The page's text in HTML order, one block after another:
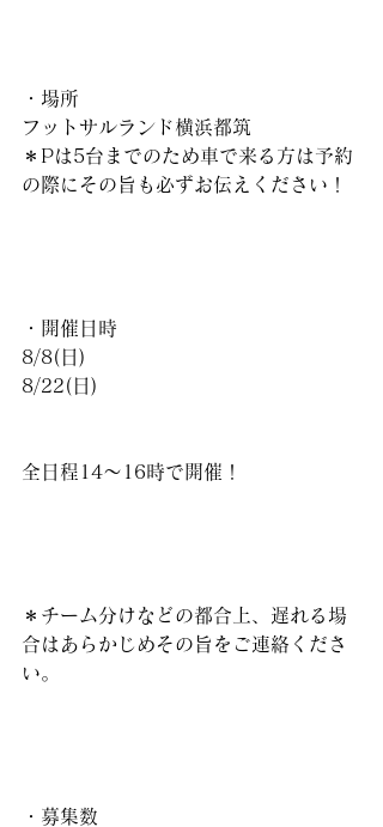
・場所
フットサルランド横浜都筑
＊Pは5台までのため車で来る方は予約
の際にその旨も必ずお伝えください！
・開催日時
8/8(日)
8/22(日)
全日程14〜16時で開催！
＊チーム分けなどの都合上、遅れる場
合はあらかじめその旨をご連絡くださ
い。
・募集数